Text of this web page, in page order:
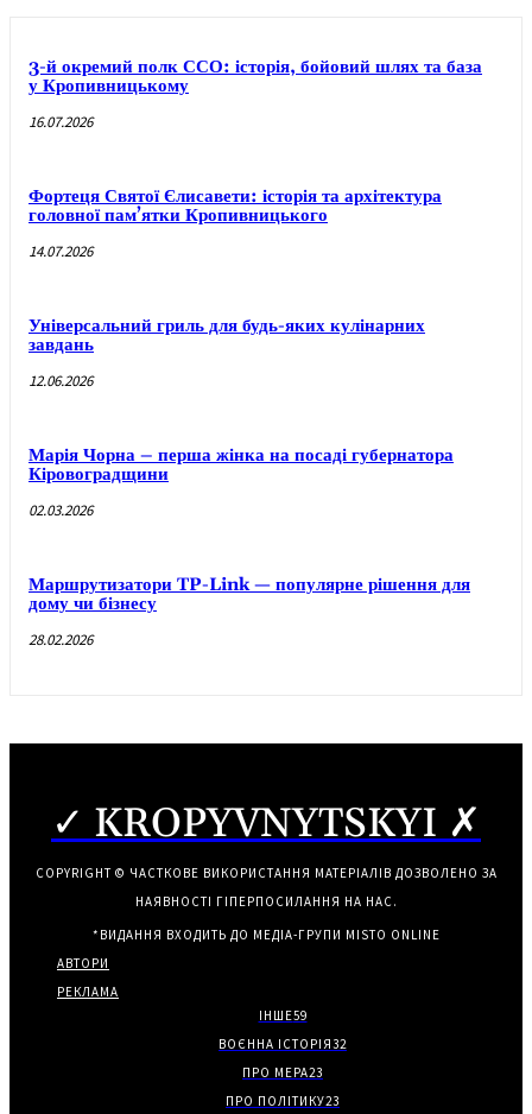
3-й окремий полк ССО: історія, бойовий шлях та база
у Кропивницькому
16.07.2026
Фортеця Святої Єлисавети: історія та архітектура
головної пам’ятки Кропивницького
14.07.2026
Універсальний гриль для будь-яких кулінарних
завдань
12.06.2026
Марія Чорна – перша жінка на посаді губернатора
Кіровоградщини
02.03.2026
Маршрутизатори TP-Link — популярне рішення для
дому чи бізнесу
28.02.2026
✓ KROPYVNYTSKYI ✗
COPYRIGHT © ЧАСТКОВЕ ВИКОРИСТАННЯ МАТЕРІАЛІВ ДОЗВОЛЕНО ЗА
НАЯВНОСТІ ГІПЕРПОСИЛАННЯ НА НАС.
*ВИДАННЯ ВХОДИТЬ ДО МЕДІА-ГРУПИ MISTO ONLINE
АВТОРИ
РЕКЛАМА
ІНШЕ59
ВОЄННА ІСТОРІЯ32
ПРО МЕРА23
ПРО ПОЛІТИКУ23